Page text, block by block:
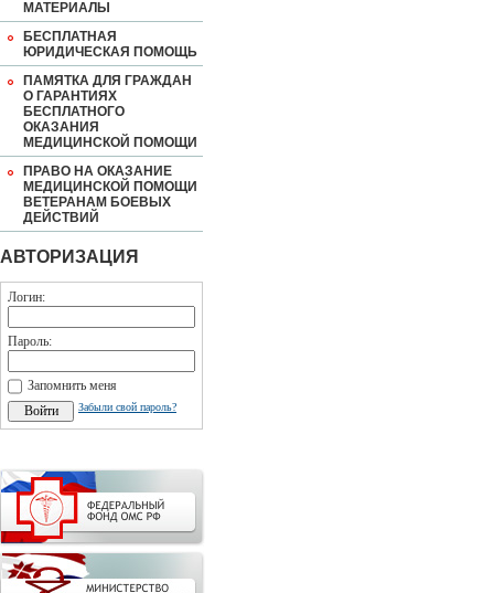
МАТЕРИАЛЫ
БЕСПЛАТНАЯ
ЮРИДИЧЕСКАЯ ПОМОЩЬ
ПАМЯТКА ДЛЯ ГРАЖДАН
О ГАРАНТИЯХ
БЕСПЛАТНОГО
ОКАЗАНИЯ
МЕДИЦИНСКОЙ ПОМОЩИ
ПРАВО НА ОКАЗАНИЕ
МЕДИЦИНСКОЙ ПОМОЩИ
ВЕТЕРАНАМ БОЕВЫХ
ДЕЙСТВИЙ
АВТОРИЗАЦИЯ
Логин:
Пароль:
Запомнить меня
Забыли свой пароль?